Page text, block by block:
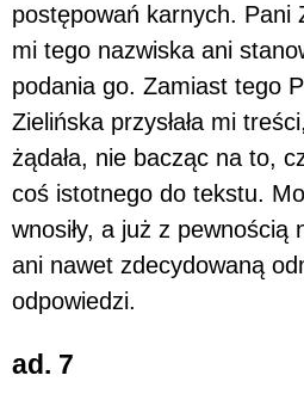
postępowań karnych. Pani
mi tego nazwiska ani
podania go. Zamiast tego
Zielińska przysłała mi
żądała, nie bacząc na to,
coś istotnego do tekstu.
wnosiły, a już z pewnością
ani nawet zdecydowaną
odpowiedzi.
ad. 7